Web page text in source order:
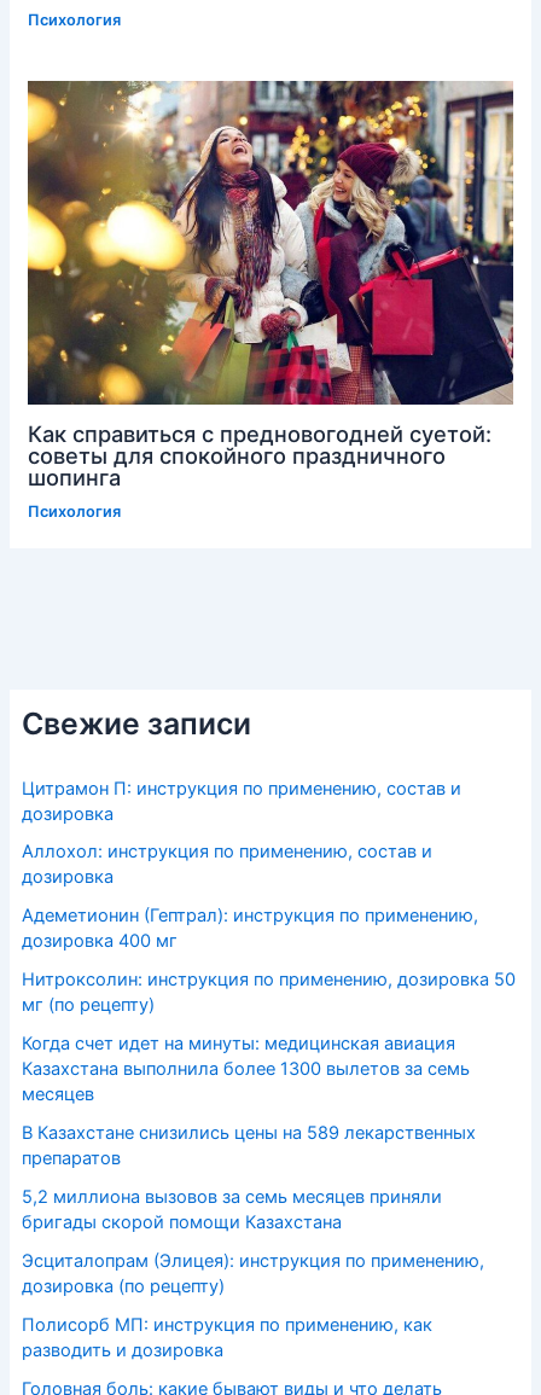
Психология
Как справиться с предновогодней суетой:
советы для спокойного праздничного
шопинга
Психология
Свежие записи
Цитрамон П: инструкция по применению, состав и
дозировка
Аллохол: инструкция по применению, состав и
дозировка
Адеметионин (Гептрал): инструкция по применению,
дозировка 400 мг
Нитроксолин: инструкция по применению, дозировка 50
мг (по рецепту)
Когда счет идет на минуты: медицинская авиация
Казахстана выполнила более 1300 вылетов за семь
месяцев
В Казахстане снизились цены на 589 лекарственных
препаратов
5,2 миллиона вызовов за семь месяцев приняли
бригады скорой помощи Казахстана
Эсциталопрам (Элицея): инструкция по применению,
дозировка (по рецепту)
Полисорб МП: инструкция по применению, как
разводить и дозировка
Головная боль: какие бывают виды и что делать